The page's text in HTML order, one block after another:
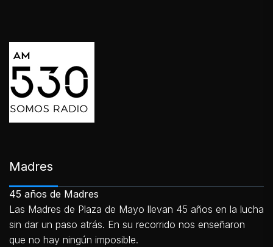
Madres
45 años de Madres
Las Madres de Plaza de Mayo llevan 45 años en la lucha
sin dar un paso atrás. En su recorrido nos enseñaron
que no hay ningún imposible.